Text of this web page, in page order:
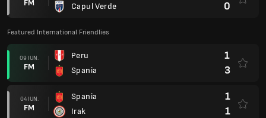
FM
Capul Verde
0
Featured International Friendlies
09 IUN.
FM
Peru
Spania
1
3
04 IUN.
FM
Spania
Irak
1
1